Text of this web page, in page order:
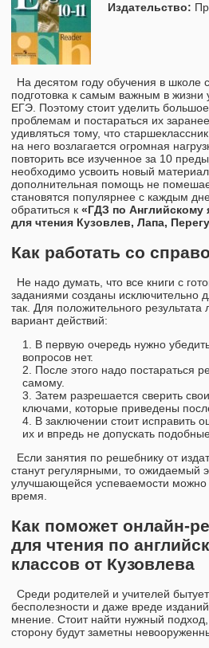
Издательство:
На десятом году обучения в школе
подготовка к самым важным в
ЕГЭ. Поэтому стоит уделить
проблемам и постараться их
удивляться тому, что
на него возлагается огромная
повторить все изученное за 10
необходимо усвоить новый
дополнительная помощь не
становятся популярнее с каждым
обратиться к «ГДЗ по Английскому
для чтения Кузовлев, Лапа,
Как работать со
Не надо думать, что все книги с
заданиями созданы исключительно
так. Для положительного результата
вариант действий:
В первую очередь нужно
вопросов нет.
После этого надо постараться
самому.
Затем разрешается сверить
ключами, которые приведены
В заключении стоит исправить
их и впредь не допускать
Если занятия по решебнику от
станут регулярными, то ожидаемый
улучшающейся успеваемости
время.
Как поможет онлайн-
для чтения по
классов от Кузовлева
Среди родителей и учителей
бесполезности и даже вреде
мнение. Стоит найти нужный
сторону будут заметны